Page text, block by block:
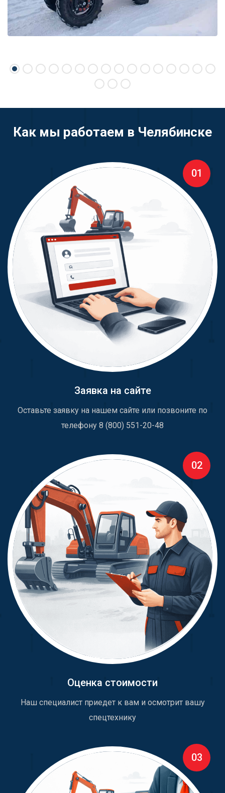
Как мы работаем в Челябинске
01
Заявка на сайте
Оставьте заявку на нашем сайте или позвоните по
телефону 8 (800) 551-20-48
02
Оценка стоимости
Наш специалист приедет к вам и осмотрит вашу
спецтехнику
03